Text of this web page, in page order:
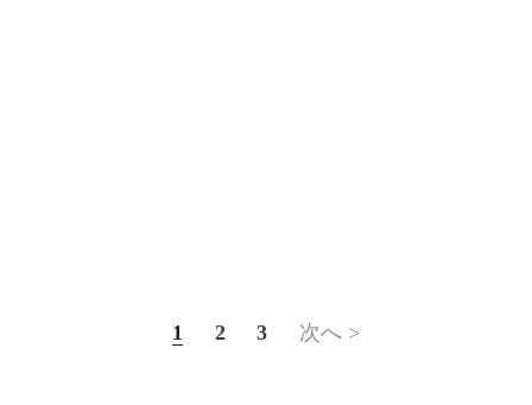
1 2 3 次へ >